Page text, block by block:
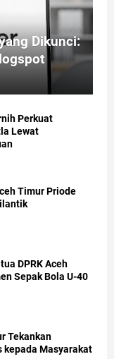
Dikunci:
Perkuat
Lewat
Timur Priode
DPRK Aceh
Sepak Bola U-40
Tekankan
kepada Masyarakat